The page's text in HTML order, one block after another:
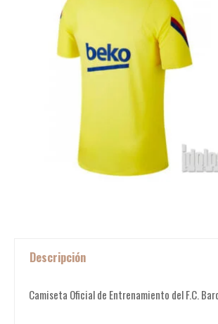
Descripción
Camiseta Oficial de Entrenamiento del F.C.